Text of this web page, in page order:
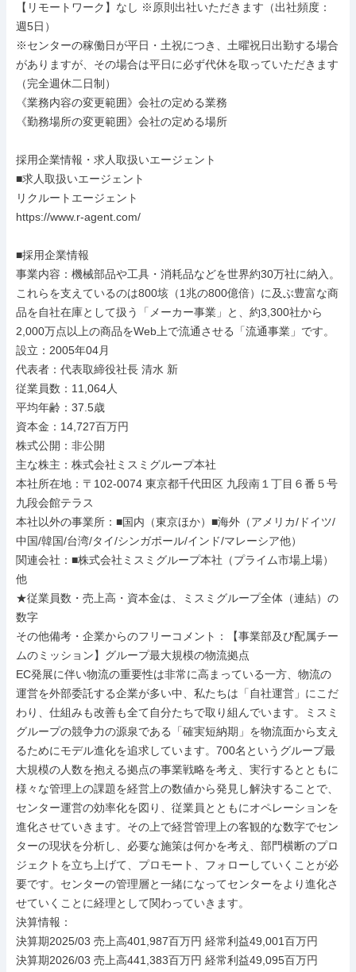
【リモートワーク】なし ※原則出社いただきます（出社頻度：
週5日）
※センターの稼働日が平日・土祝につき、土曜祝日出勤する場合
がありますが、その場合は平日に必ず代休を取っていただきます
（完全週休二日制）
《業務内容の変更範囲》会社の定める業務
《勤務場所の変更範囲》会社の定める場所
採用企業情報・求人取扱いエージェント
■求人取扱いエージェント
リクルートエージェント
https://www.r-agent.com/
■採用企業情報
事業内容：機械部品や工具・消耗品などを世界約30万社に納入。
これらを支えているのは800垓（1兆の800億倍）に及ぶ豊富な商
品を自社在庫として扱う「メーカー事業」と、約3,300社から
2,000万点以上の商品をWeb上で流通させる「流通事業」です。
設立：2005年04月
代表者：代表取締役社長 清水 新
従業員数：11,064人
平均年齢：37.5歳
資本金：14,727百万円
株式公開：非公開
主な株主：株式会社ミスミグループ本社
本社所在地：〒102-0074 東京都千代田区 九段南１丁目６番５号
九段会館テラス
本社以外の事業所：■国内（東京ほか）■海外（アメリカ/ドイツ/
中国/韓国/台湾/タイ/シンガポール/インド/マレーシア他）
関連会社：■株式会社ミスミグループ本社（プライム市場上場）
他
★従業員数・売上高・資本金は、ミスミグループ全体（連結）の
数字
その他備考・企業からのフリーコメント：【事業部及び配属チー
ムのミッション】グループ最大規模の物流拠点
EC発展に伴い物流の重要性は非常に高まっている一方、物流の
運営を外部委託する企業が多い中、私たちは「自社運営」にこだ
わり、仕組みも改善も全て自分たちで取り組んでいます。ミスミ
グループの競争力の源泉である「確実短納期」を物流面から支え
るためにモデル進化を追求しています。700名というグループ最
大規模の人数を抱える拠点の事業戦略を考え、実行するとともに
様々な管理上の課題を経営上の数値から発見し解決することで、
センター運営の効率化を図り、従業員とともにオペレーションを
進化させていきます。その上で経営管理上の客観的な数字でセン
ターの現状を分析し、必要な施策は何かを考え、部門横断のプロ
ジェクトを立ち上げて、プロモート、フォローしていくことが必
要です。センターの管理層と一緒になってセンターをより進化さ
せていくことに経理として関わっていきます。
決算情報：
決算期2025/03 売上高401,987百万円 経常利益49,001百万円
決算期2026/03 売上高441,383百万円 経常利益49,095百万円